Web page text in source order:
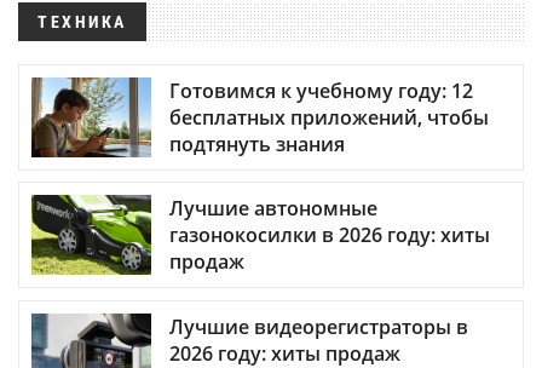
ТЕХНИКА
Готовимся к учебному году: 12
бесплатных приложений, чтобы
подтянуть знания
Лучшие автономные
газонокосилки в 2026 году: хиты
продаж
Лучшие видеорегистраторы в
2026 году: хиты продаж